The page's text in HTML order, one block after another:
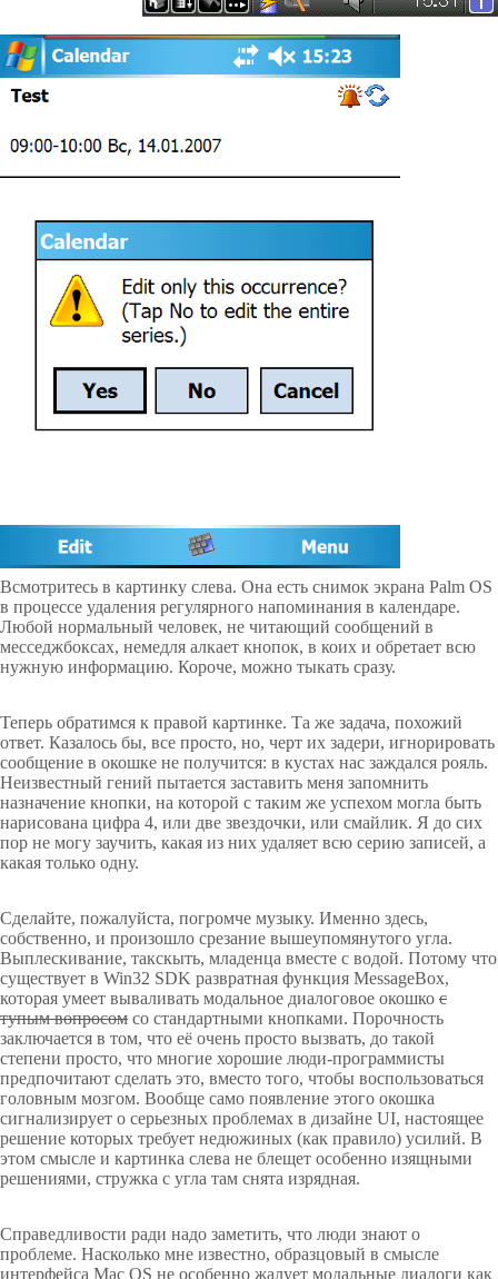
Всмотритесь в картинку слева. Она есть снимок экрана Palm OS
в процессе удаления регулярного напоминания в календаре.
Любой нормальный человек, не читающий сообщений в
месседжбоксах, немедля алкает кнопок, в коих и обретает всю
нужную информацию. Короче, можно тыкать сразу.
Теперь обратимся к правой картинке. Та же задача, похожий
ответ. Казалось бы, все просто, но, черт их задери, игнорировать
сообщение в окошке не получится: в кустах нас заждался рояль.
Неизвестный гений пытается заставить меня запомнить
назначение кнопки, на которой с таким же успехом могла быть
нарисована цифра 4, или две звездочки, или смайлик. Я до сих
пор не могу заучить, какая из них удаляет всю серию записей, а
какая только одну.
Сделайте, пожалуйста, погромче музыку. Именно здесь,
собственно, и произошло срезание вышеупомянутого угла.
Выплескивание, такскыть, младенца вместе с водой. Потому что
существует в Win32 SDK развратная функция MessageBox,
которая умеет вываливать модальное диалоговое окошко с
тупым вопросом со стандартными кнопками. Порочность
заключается в том, что её очень просто вызвать, до такой
степени просто, что многие хорошие люди-программисты
предпочитают сделать это, вместо того, чтобы воспользоваться
головным мозгом. Вообще само появление этого окошка
сигнализирует о серьезных проблемах в дизайне UI, настоящее
решение которых требует недюжиных (как правило) усилий. В
этом смысле и картинка слева не блещет особенно изящными
решениями, стружка с угла там снята изрядная.
Справедливости ради надо заметить, что люди знают о
проблеме. Насколько мне известно, образцовый в смысле
интерфейса Mac OS не особенно жалует модальные диалоги как